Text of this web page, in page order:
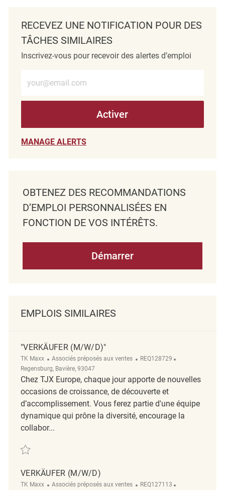
RECEVEZ UNE NOTIFICATION POUR DES
TÂCHES SIMILAIRES
Inscrivez-vous pour recevoir des alertes d’emploi
Activer
MANAGE ALERTS
OBTENEZ DES RECOMMANDATIONS
D’EMPLOI PERSONNALISÉES EN
FONCTION DE VOS INTÉRÊTS.
Démarrer
EMPLOIS SIMILAIRES
"VERKÄUFER (M/W/D)"
TK Maxx Catégorie
Associés préposés aux ventes ReqId
REQ128729
Regensburg, Bavière, 93047
Chez TJX Europe, chaque jour apporte de nouvelles
occasions de croissance, de découverte et
d’accomplissement. Vous ferez partie d'une équipe
dynamique qui prône la diversité, encourage la
collabor...
Sauvegarder "Verkäufer (m/w/d)" REQ128729
VERKÄUFER (M/W/D)
TK Maxx Catégorie
Associés préposés aux ventes ReqId
REQ127113